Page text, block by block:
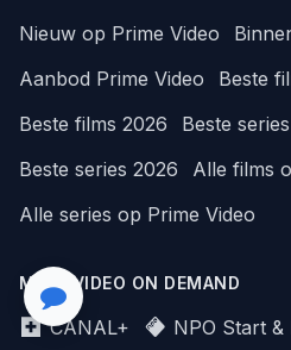
Nieuw op Prime Video
Aanbod Prime Video
Beste
Beste films 2026
Beste
Beste series 2026
Alle films
Alle series op Prime Video
MEER VIDEO ON DEMAND
CANAL+ NPO Start &